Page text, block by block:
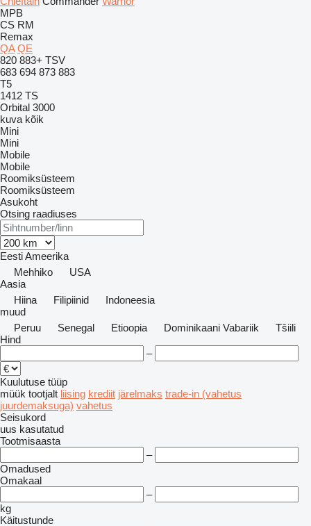
MPB
CS RM
Remax
QA QE
820 883+ TSV
683 694 873 883
T5
1412 TS
Orbital 3000
kuva kõik
Mini
Mini
Mobile
Mobile
Roomiksüsteem
Roomiksüsteem
Asukoht
Otsing raadiuses
EestiAmeerika
Mehhiko
USA
Aasia
Hiina
Filipiinid
Indoneesia
muud
Peruu
Senegal Etioopia Dominikaani Vabariik
Tšiili
Hind
–
Kuulutuse tüüp
müük tootjalt liising krediit järelmaks trade-in (vahetus
juurdemaksuga) vahetus
Seisukord
uus kasutatud
Tootmisaasta
–
Omadused
Omakaal
–
kg
Käitustunde